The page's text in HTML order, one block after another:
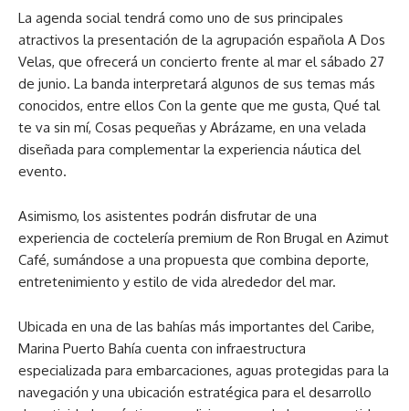
La agenda social tendrá como uno de sus principales
atractivos la presentación de la agrupación española A Dos
Velas, que ofrecerá un concierto frente al mar el sábado 27
de junio. La banda interpretará algunos de sus temas más
conocidos, entre ellos Con la gente que me gusta, Qué tal
te va sin mí, Cosas pequeñas y Abrázame, en una velada
diseñada para complementar la experiencia náutica del
evento.
Asimismo, los asistentes podrán disfrutar de una
experiencia de coctelería premium de Ron Brugal en Azimut
Café, sumándose a una propuesta que combina deporte,
entretenimiento y estilo de vida alrededor del mar.
Ubicada en una de las bahías más importantes del Caribe,
Marina Puerto Bahía cuenta con infraestructura
especializada para embarcaciones, aguas protegidas para la
navegación y una ubicación estratégica para el desarrollo